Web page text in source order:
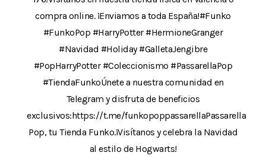
compra online. ¡Enviamos a toda España!#Funko
#FunkoPop #HarryPotter #HermioneGranger
#Navidad #Holiday #GalletaJengibre
#PopHarryPotter #Coleccionismo #PassarellaPop
#TiendaFunkoÚnete a nuestra comunidad en
Telegram y disfruta de beneficios
exclusivos:https://t.me/funkopoppassarellaPassarella
Pop, tu Tienda Funko.¡Visítanos y celebra la Navidad
al estilo de Hogwarts!